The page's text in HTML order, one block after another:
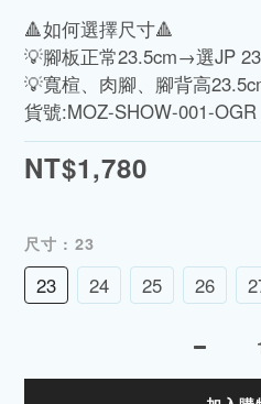
🔺如何選擇尺寸🔺
💡腳板正常23.5cm→選JP 23
💡寬楦、肉腳、腳背高
貨號:MOZ-SHOW-001-OGR
NT$1,780
尺寸 : 23
23 24 25 26